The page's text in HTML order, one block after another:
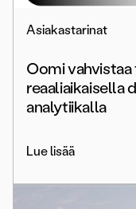
Asiakastarinat
Oomi
reaaliaikaisella
analytiikalla
Lue lisää